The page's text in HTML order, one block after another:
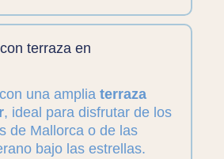
terraza en
una ampliaterraza
, ideal para disfrutar de los
de Mallorca o de las
bajo las estrellas.